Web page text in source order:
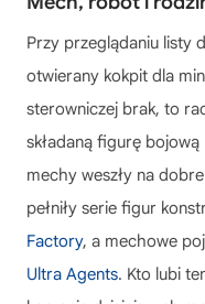
Przy przeglądaniu listy
otwierany kokpit dla
sterowniczej brak, to
składaną figurę
mechy weszły na
pełniły serie figur
Factory, a mechowe
Ultra Agents. Kto lubi